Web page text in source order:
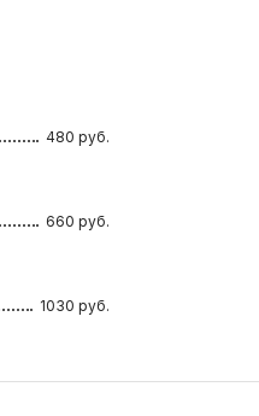
480 руб.
660 руб.
1030 руб.